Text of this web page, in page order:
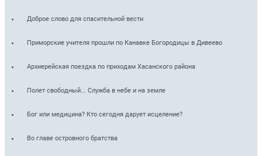
Доброе слово для спасительной вести
Приморские учителя прошли по Канавке Богородицы в Дивеево
Архиерейская поездка по приходам Хасанского района
Полет свободный... Служба в небе и на земле
Бог или медицина? Кто сегодня дарует исцеление?
Во главе островного братства